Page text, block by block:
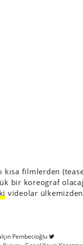
kısa filmlerden
bir koreograf
videolar
Pembecioğlu